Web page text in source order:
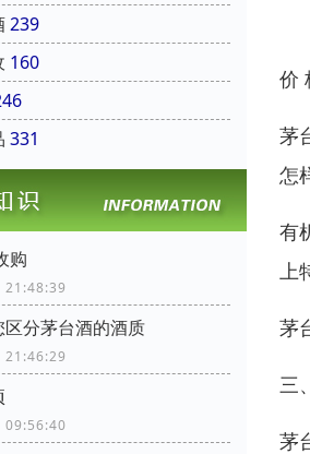
239
160
331
购
分茅台酒的酒质
09:56:40
价
茅
怎
有
上
茅
三
茅